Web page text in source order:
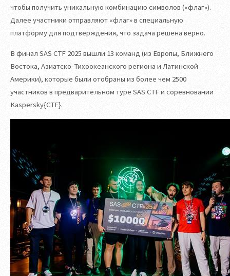
чтобы получить уникальную комбинацию символов («флаг»).
Далее участники отправляют «флаг» в специальную
платформу для подтверждения, что задача решена верно.
В финал SAS CTF 2025 вышли 13 команд (из Европы, Ближнего
Востока, Азиатско-Тихоокеанского региона и Латинской
Америки), которые были отобраны из более чем 2500
участников в предварительном туре SAS CTF и соревновании
Kaspersky{CTF}.